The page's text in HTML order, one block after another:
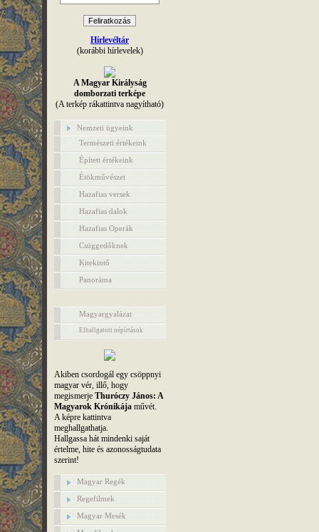
Hírlevéltár
(korábbi hírlevelek)
A Magyar Királyság
domborzati terképe
(A terkép rákattintva nagyítható)
Nemzeti ügyeink
Természeti értékeink
Épített értékeink
Étökművészet
Hazafias versek
Hazafias dalok
Hazafias Operák
Csüggedőknek
Kitekintő
Panoráma
Magyargyalázat
Elhallgatott népírtások
Akiben csordogál egy csöppnyi
magyar vér, illő, hogy
megismerje Thuróczy János: A
Magyarok Krónikájaművét.
A képre kattintva
meghallgathatja.
Hallgassa hát mindenki saját
értelme, hite és azonosságtudata
szerint!
Magyar Regék
Regefilmek
Magyar Mesék